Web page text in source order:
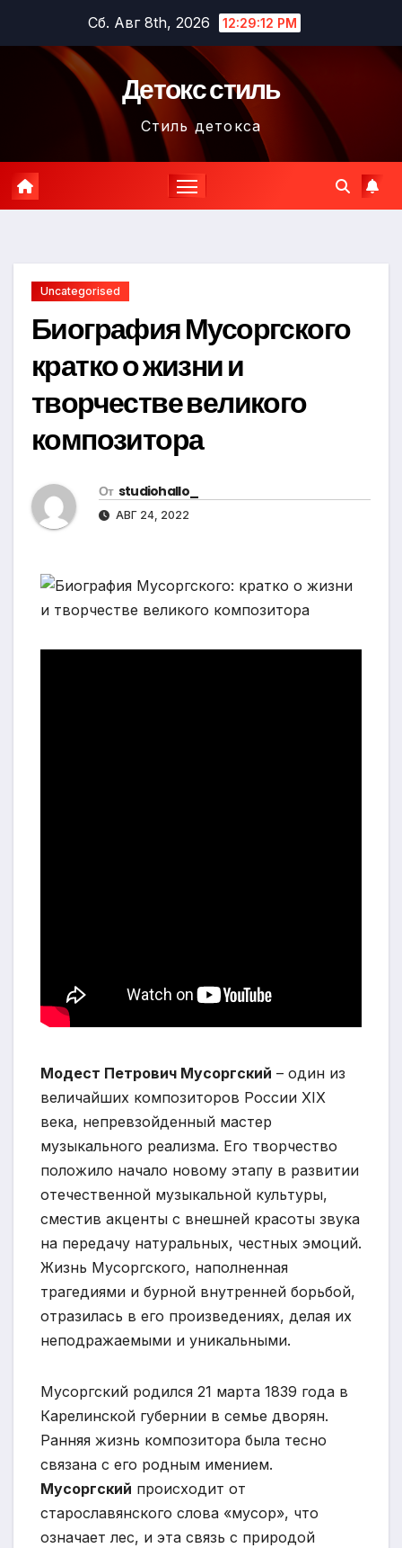
содержимому
Сб. Авг 8th, 2026 12:29:13 PM
Детокс стиль
Стиль детокса
Uncategorised
Биография Мусоргского
кратко о жизни и
творчестве великого
композитора
От studiohallo_
АВГ 24, 2022
Модест Петрович Мусоргский – один из
величайших композиторов России XIX
века, непревзойденный мастер
музыкального реализма. Его творчество
положило начало новому этапу в развитии
отечественной музыкальной культуры,
сместив акценты с внешней красоты звука
на передачу натуральных, честных эмоций.
Жизнь Мусоргского, наполненная
трагедиями и бурной внутренней борьбой,
отразилась в его произведениях, делая их
неподражаемыми и уникальными.
Мусоргский родился 21 марта 1839 года в
Карелинской губернии в семье дворян.
Ранняя жизнь композитора была тесно
связана с его родным имением.
Мусоргский происходит от
старославянского слова «мусор», что
означает лес, и эта связь с природой